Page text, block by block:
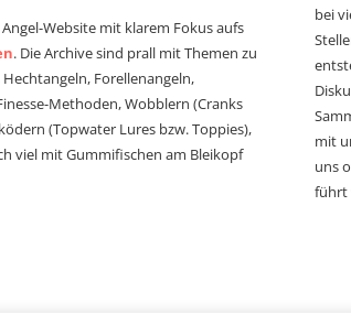
Website mit klarem Fokus aufs
. Die Archive sind prall mit Themen zu
Hechtangeln, Forellenangeln,
Methoden, Wobblern (Cranks
(Topwater Lures bzw. Toppies),
viel mit Gummifischen am Bleikopf
bei
mit
uns
führt